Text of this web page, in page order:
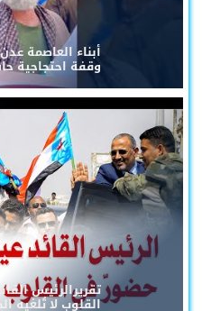
أبناء العاصمة
وقفة احتجاجية
تقريرالرئيس
القلوب لا تُلغيه